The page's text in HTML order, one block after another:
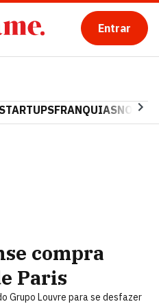
Entrar
STARTUPSFRANQUIAS
compra
Paris
Grupo Louvre para se desfazer